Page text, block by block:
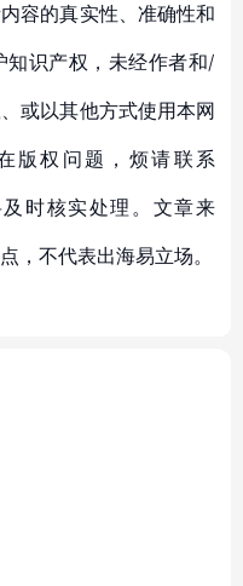
容的真实性、准确性和
识产权，未经作者和/
或以其他方式使用本网
版权问题，烦请联系
时核实处理。文章来
，不代表出海易立场。